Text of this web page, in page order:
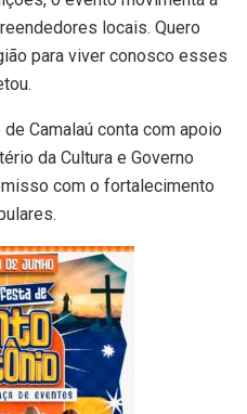
locais. Quero
para viver conosco esses
Camalaú conta com apoio
da Cultura e Governo
com o fortalecimento